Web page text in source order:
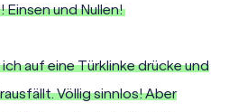
Einsen und Nullen!
auf eine Türklinke drücke und
Völlig sinnlos! Aber